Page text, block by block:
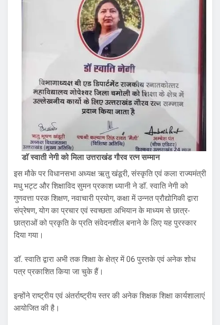
डाॅ स्वाती नेगी को मिला उत्तराखंड गौरव रत्न सम्मान
इस मौके पर विधानसभा अध्यक्ष ऋतु खंडूरी, संस्कृति एवं कला राज्यमंत्री
मधु भट्ट और शिक्षाविद सुमन प्रकाश ध्यानी ने डाॅ. स्वाति नेगी को
गुणवत्ता परक शिक्षण, नवाचारी प्रयोग, कक्षा में उन्नत प्रौद्योगिकी द्वारा
संप्रेषण, योग का प्रचार एवं स्वच्छता अभियान के माध्यम से छात्र-
छात्राओं को प्रकृति के प्रति संवेदनशील बनाने के लिए यह पुरस्कार
दिया गया।
डाॅ. स्वाति द्वारा अभी तक शिक्षा के क्षेत्र में 06 पुस्तके एवं अनेक शोध
पत्र प्रकाशित किया जा चुके हैं।
इन्होंने राष्ट्रीय एवं अंतर्राष्ट्रीय स्तर की अनेक शिक्षक शिक्षा कार्यशालाएं
आयोजित की है।